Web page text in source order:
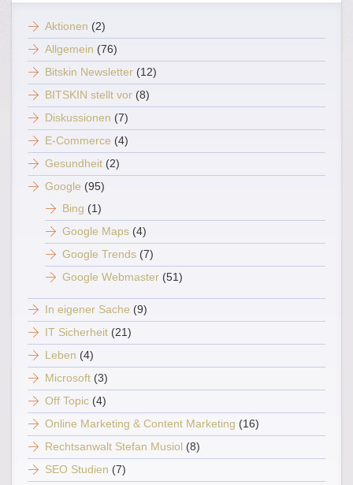
Aktionen (2)
Allgemein (76)
Bitskin Newsletter (12)
BITSKIN stellt vor (8)
Diskussionen (7)
E-Commerce (4)
Gesundheit (2)
Google (95)
Bing (1)
Google Maps (4)
Google Trends (7)
Google Webmaster (51)
In eigener Sache (9)
IT Sicherheit (21)
Leben (4)
Microsoft (3)
Off Topic (4)
Online Marketing & Content Marketing (16)
Rechtsanwalt Stefan Musiol (8)
SEO Studien (7)